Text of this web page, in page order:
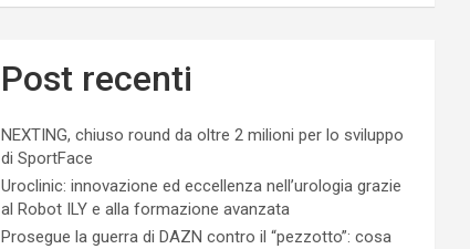
Post recenti
NEXTING, chiuso round da oltre 2 milioni per lo sviluppo
di SportFace
Uroclinic: innovazione ed eccellenza nell’urologia grazie
al Robot ILY e alla formazione avanzata
Prosegue la guerra di DAZN contro il “pezzotto”: cosa